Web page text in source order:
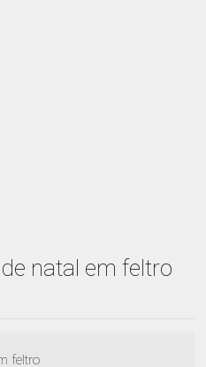
natal em feltro
feltro